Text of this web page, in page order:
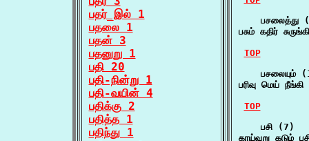
பதர்_இல் 1
பதலை 1
பதன் 3
பதனுறு 1
பதி 20
பதி-நின்று 1
பதி-வயின் 4
பதிக்கு 2
பதித்த 1
பதிந்து 1
பசலைத்து
பசும் கதிர்
TOP
பசலையும்
பரிவு மெய்
TOP
    பசி (7)
காய்வுறு